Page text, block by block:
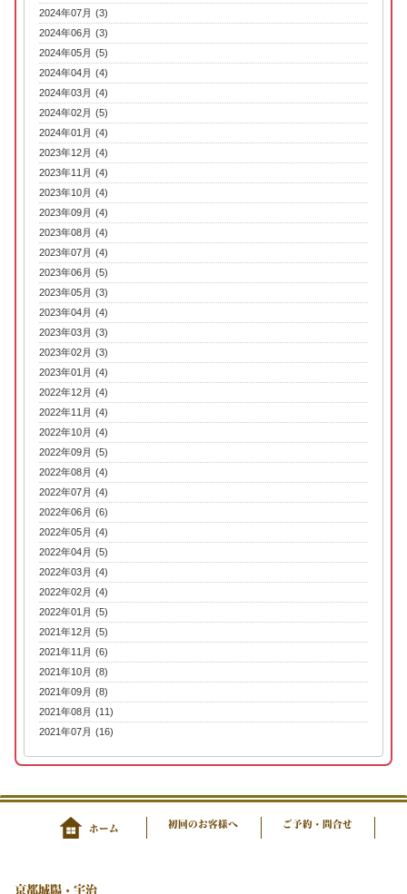
2024年07月 (3)
2024年06月 (3)
2024年05月 (5)
2024年04月 (4)
2024年03月 (4)
2024年02月 (5)
2024年01月 (4)
2023年12月 (4)
2023年11月 (4)
2023年10月 (4)
2023年09月 (4)
2023年08月 (4)
2023年07月 (4)
2023年06月 (5)
2023年05月 (3)
2023年04月 (4)
2023年03月 (3)
2023年02月 (3)
2023年01月 (4)
2022年12月 (4)
2022年11月 (4)
2022年10月 (4)
2022年09月 (5)
2022年08月 (4)
2022年07月 (4)
2022年06月 (6)
2022年05月 (4)
2022年04月 (5)
2022年03月 (4)
2022年02月 (4)
2022年01月 (5)
2021年12月 (5)
2021年11月 (6)
2021年10月 (8)
2021年09月 (8)
2021年08月 (11)
2021年07月 (16)
ホーム 初回のお客様へ ご予約・問合せ
京都城陽・宇治